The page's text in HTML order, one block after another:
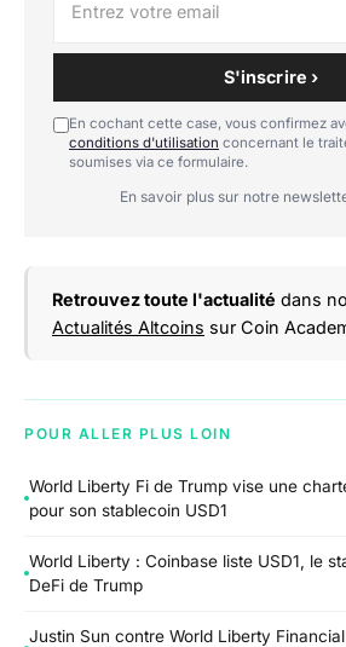
S'inscrire ›
En cochant cette case, vous confirmez
conditions d'utilisation concernant le
soumises via ce formulaire.
En savoir plus sur notre
Retrouvez toute l'actualité dans
Actualités Altcoins sur Coin
POUR ALLER PLUS LOIN
World Liberty Fi de Trump vise une
pour son stablecoin USD1
World Liberty : Coinbase liste USD1, le
DeFi de Trump
Justin Sun contre World Liberty